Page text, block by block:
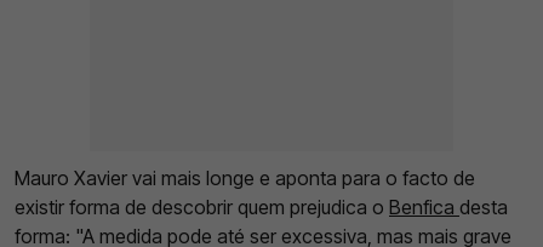
Mauro Xavier vai mais longe e aponta para o facto de
existir forma de descobrir quem prejudica o Benfica desta
forma: "A medida pode até ser excessiva, mas mais grave